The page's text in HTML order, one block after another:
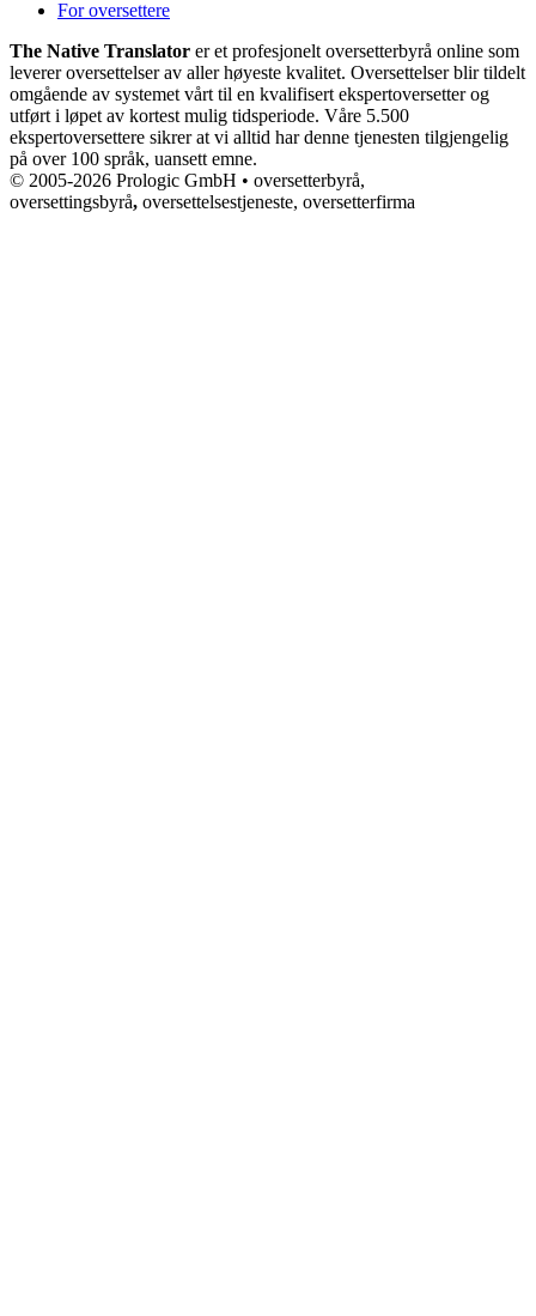
For oversettere
The Native Translator er et profesjonelt oversetterbyrå online som
leverer oversettelser av aller høyeste kvalitet. Oversettelser blir tildelt
omgående av systemet vårt til en kvalifisert ekspertoversetter og
utført i løpet av kortest mulig tidsperiode. Våre 5.500
ekspertoversettere sikrer at vi alltid har denne tjenesten tilgjengelig
på over 100 språk, uansett emne.
© 2005-2026 Prologic GmbH • oversetterbyrå,
oversettingsbyrå, oversettelsestjeneste, oversetterfirma